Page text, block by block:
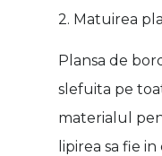
2. Matuirea
Plansa de
slefuita pe
materialul
lipirea sa fie